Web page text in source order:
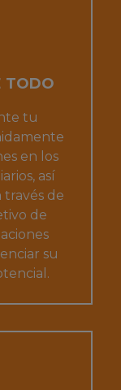
TODO
tu
en los
así
través de
de
su